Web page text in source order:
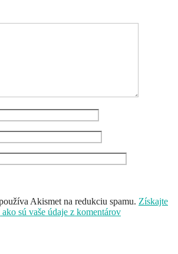
Akismet na redukciu spamu. Získajte
sú vaše údaje z komentárov